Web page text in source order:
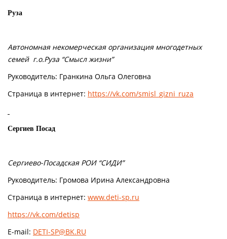
Руза
Автономная некомерческая организация многодетных
семей г.о.Руза “Смысл жизни”
Руководитель: Гранкина Ольга Олеговна
Страница в интернет: https://vk.com/smisl_gizni_ruza
Сергиев Посад
Сергиево-Посадская РОИ “СИДИ”
Руководитель: Громова Ирина Александровна
Страница в интернет: www.deti-sp.ru
https://vk.com/detisp
E-mail: DETI-SP@BK.RU